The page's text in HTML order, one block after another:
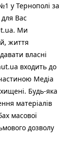
у Тернополі за
Вас
Ми
життя
власні
входить до
Медіа
Будь-яка
матеріалів
масової
дозволу